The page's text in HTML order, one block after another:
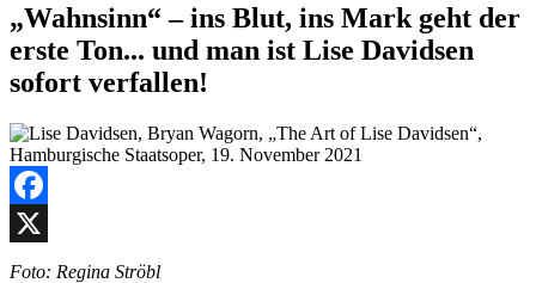
„Wahnsinn“ – ins Blut, ins Mark geht der
erste Ton... und man ist Lise Davidsen
sofort verfallen!
Facebook
X
Foto: Regina Ströbl